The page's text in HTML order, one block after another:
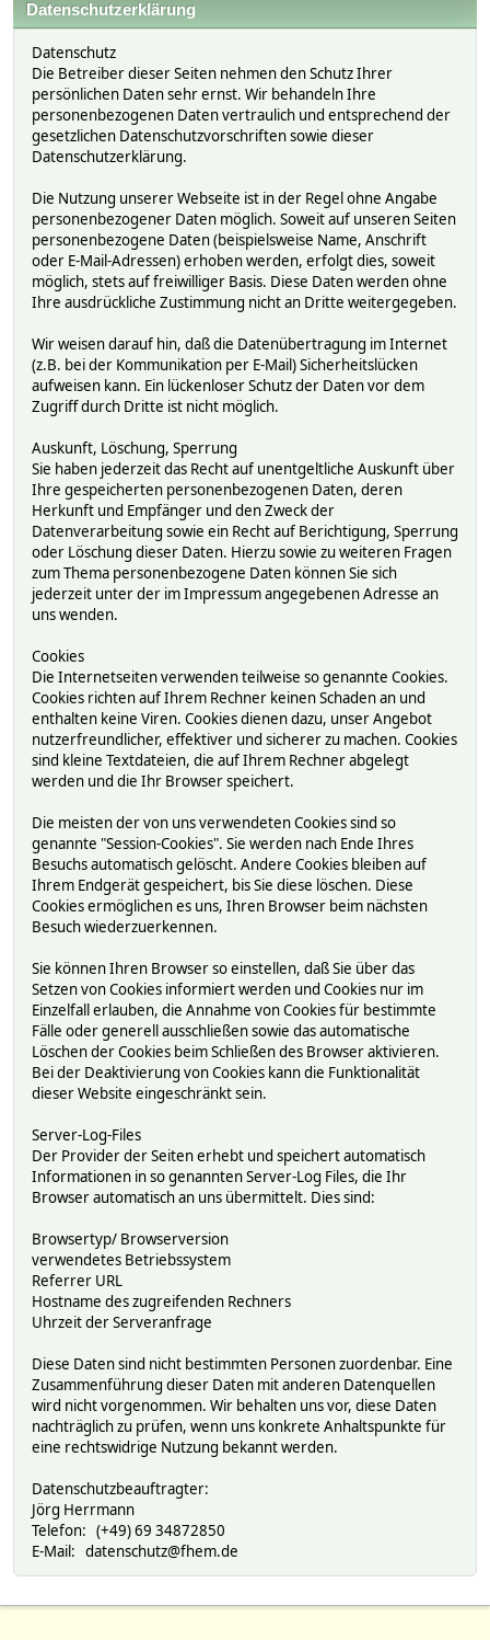
Datenschutzerklärung
Datenschutz
Die Betreiber dieser Seiten nehmen den Schutz Ihrer
persönlichen Daten sehr ernst. Wir behandeln Ihre
personenbezogenen Daten vertraulich und entsprechend der
gesetzlichen Datenschutzvorschriften sowie dieser
Datenschutzerklärung.
Die Nutzung unserer Webseite ist in der Regel ohne Angabe
personenbezogener Daten möglich. Soweit auf unseren Seiten
personenbezogene Daten (beispielsweise Name, Anschrift
oder E-Mail-Adressen) erhoben werden, erfolgt dies, soweit
möglich, stets auf freiwilliger Basis. Diese Daten werden ohne
Ihre ausdrückliche Zustimmung nicht an Dritte weitergegeben.
Wir weisen darauf hin, daß die Datenübertragung im Internet
(z.B. bei der Kommunikation per E-Mail) Sicherheitslücken
aufweisen kann. Ein lückenloser Schutz der Daten vor dem
Zugriff durch Dritte ist nicht möglich.
Auskunft, Löschung, Sperrung
Sie haben jederzeit das Recht auf unentgeltliche Auskunft über
Ihre gespeicherten personenbezogenen Daten, deren
Herkunft und Empfänger und den Zweck der
Datenverarbeitung sowie ein Recht auf Berichtigung, Sperrung
oder Löschung dieser Daten. Hierzu sowie zu weiteren Fragen
zum Thema personenbezogene Daten können Sie sich
jederzeit unter der im Impressum angegebenen Adresse an
uns wenden.
Cookies
Die Internetseiten verwenden teilweise so genannte Cookies.
Cookies richten auf Ihrem Rechner keinen Schaden an und
enthalten keine Viren. Cookies dienen dazu, unser Angebot
nutzerfreundlicher, effektiver und sicherer zu machen. Cookies
sind kleine Textdateien, die auf Ihrem Rechner abgelegt
werden und die Ihr Browser speichert.
Die meisten der von uns verwendeten Cookies sind so
genannte "Session-Cookies". Sie werden nach Ende Ihres
Besuchs automatisch gelöscht. Andere Cookies bleiben auf
Ihrem Endgerät gespeichert, bis Sie diese löschen. Diese
Cookies ermöglichen es uns, Ihren Browser beim nächsten
Besuch wiederzuerkennen.
Sie können Ihren Browser so einstellen, daß Sie über das
Setzen von Cookies informiert werden und Cookies nur im
Einzelfall erlauben, die Annahme von Cookies für bestimmte
Fälle oder generell ausschließen sowie das automatische
Löschen der Cookies beim Schließen des Browser aktivieren.
Bei der Deaktivierung von Cookies kann die Funktionalität
dieser Website eingeschränkt sein.
Server-Log-Files
Der Provider der Seiten erhebt und speichert automatisch
Informationen in so genannten Server-Log Files, die Ihr
Browser automatisch an uns übermittelt. Dies sind:
Browsertyp/ Browserversion
verwendetes Betriebssystem
Referrer URL
Hostname des zugreifenden Rechners
Uhrzeit der Serveranfrage
Diese Daten sind nicht bestimmten Personen zuordenbar. Eine
Zusammenführung dieser Daten mit anderen Datenquellen
wird nicht vorgenommen. Wir behalten uns vor, diese Daten
nachträglich zu prüfen, wenn uns konkrete Anhaltspunkte für
eine rechtswidrige Nutzung bekannt werden.
Datenschutzbeauftragter:
Jörg Herrmann
Telefon: (+49) 69 34872850
E-Mail: datenschutz@fhem.de